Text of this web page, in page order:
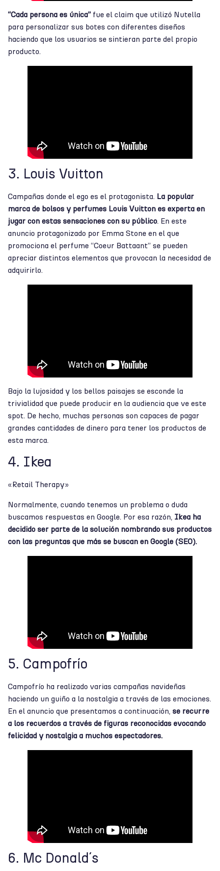
“Cada persona es única” fue el claim que utilizó Nutella
para personalizar sus botes con diferentes diseños
haciendo que los usuarios se sintieran parte del propio
producto.
3. Louis Vuitton
Campañas donde el ego es el protagonista. La popular
marca de bolsos y perfumes Louis Vuitton es experta en
jugar con estas sensaciones con su público. En este
anuncio protagonizado por Emma Stone en el que
promociona el perfume “Coeur Battaant” se pueden
apreciar distintos elementos que provocan la necesidad de
adquirirlo.
Bajo la lujosidad y los bellos paisajes se esconde la
trivialidad que puede producir en la audiencia que ve este
spot. De hecho, muchas personas son capaces de pagar
grandes cantidades de dinero para tener los productos de
esta marca.
4. Ikea
«Retail Therapy»
Normalmente, cuando tenemos un problema o duda
buscamos respuestas en Google. Por esa razón, Ikea ha
decidido ser parte de la solución nombrando sus productos
con las preguntas que más se buscan en Google (SEO).
5. Campofrío
Campofrío ha realizado varias campañas navideñas
haciendo un guiño a la nostalgia a través de las emociones.
En el anuncio que presentamos a continuación, se recurre
a los recuerdos a través de figuras reconocidas evocando
felicidad y nostalgia a muchos espectadores.
6. Mc Donald´s